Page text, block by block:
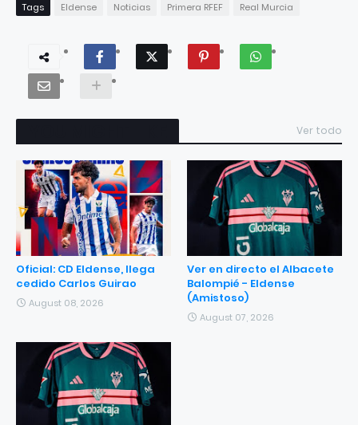
Tags Eldense Noticias Primera RFEF Real Murcia
Ver todo
Oficial: CD Eldense, llega
cedido Carlos Guirao
August 08, 2026
Ver en directo el Albacete
Balompié - Eldense
(Amistoso)
August 07, 2026